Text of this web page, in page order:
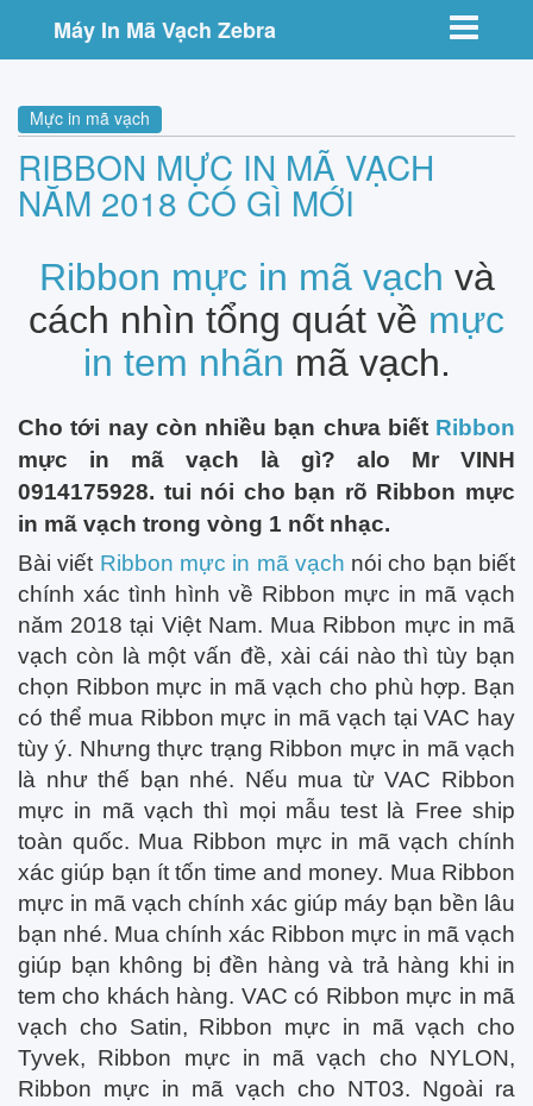
Toggle
Máy In Mã Vạch Zebra
Mực in mã vạch
RIBBON MỰC IN MÃ VẠCH
NĂM 2018 CÓ GÌ MỚI
Ribbon mực in mã vạch và
cách nhìn tổng quát về mực
in tem nhãn mã vạch.
Cho tới nay còn nhiều bạn chưa biết Ribbon
mực in mã vạch là gì? alo Mr VINH
0914175928. tui nói cho bạn rõ Ribbon mực
in mã vạch trong vòng 1 nốt nhạc.
Bài viết Ribbon mực in mã vạch nói cho bạn biết
chính xác tình hình về Ribbon mực in mã vạch
năm 2018 tại Việt Nam. Mua Ribbon mực in mã
vạch còn là một vấn đề, xài cái nào thì tùy bạn
chọn Ribbon mực in mã vạch cho phù hợp. Bạn
có thể mua Ribbon mực in mã vạch tại VAC hay
tùy ý. Nhưng thực trạng Ribbon mực in mã vạch
là như thế bạn nhé. Nếu mua từ VAC Ribbon
mực in mã vạch thì mọi mẫu test là Free ship
toàn quốc. Mua Ribbon mực in mã vạch chính
xác giúp bạn ít tốn time and money. Mua Ribbon
mực in mã vạch chính xác giúp máy bạn bền lâu
bạn nhé. Mua chính xác Ribbon mực in mã vạch
giúp bạn không bị đền hàng và trả hàng khi in
tem cho khách hàng. VAC có Ribbon mực in mã
vạch cho Satin, Ribbon mực in mã vạch cho
Tyvek, Ribbon mực in mã vạch cho NYLON,
Ribbon mực in mã vạch cho NT03. Ngoài ra